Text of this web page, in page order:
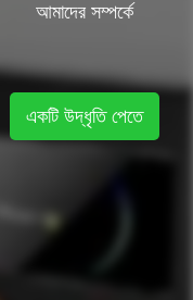
আমাদের সম্পর্কে
একটি উদ্ধৃতি পেতে